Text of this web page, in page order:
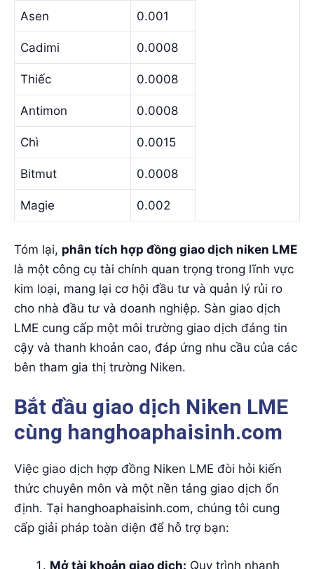
Asen 0.001
Cadimi 0.0008
Thiếc 0.0008
Antimon 0.0008
Chì 0.0015
Bitmut 0.0008
Magie 0.002
Tóm lại, phân tích hợp đồng giao dịch niken LME
là một công cụ tài chính quan trọng trong lĩnh vực
kim loại, mang lại cơ hội đầu tư và quản lý rủi ro
cho nhà đầu tư và doanh nghiệp. Sàn giao dịch
LME cung cấp một môi trường giao dịch đáng tin
cậy và thanh khoản cao, đáp ứng nhu cầu của các
bên tham gia thị trường Niken.
Bắt đầu giao dịch Niken LME
cùng hanghoaphaisinh.com
Việc giao dịch hợp đồng Niken LME đòi hỏi kiến
thức chuyên môn và một nền tảng giao dịch ổn
định. Tại hanghoaphaisinh.com, chúng tôi cung
cấp giải pháp toàn diện để hỗ trợ bạn:
Mở tài khoản giao dịch: Quy trình nhanh